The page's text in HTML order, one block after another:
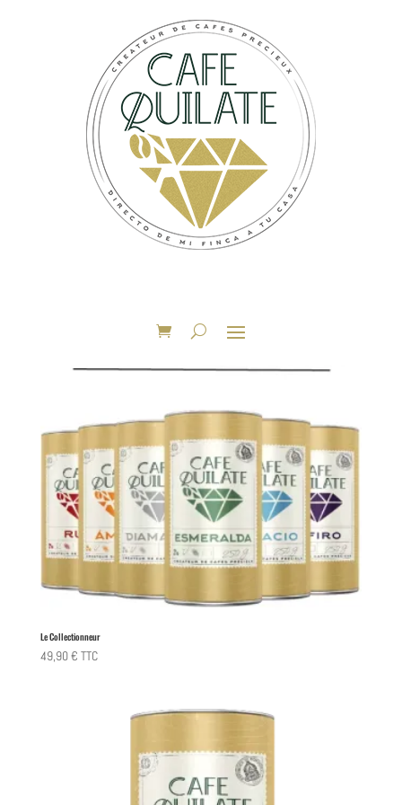
/ Produits identifiés “250g”
Affichage de 1–9 sur 12 résultats
Le Collectionneur
49,90€ TTC